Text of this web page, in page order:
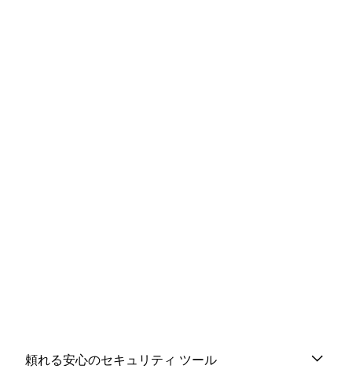
頼れる安心のセキュリティ ツール